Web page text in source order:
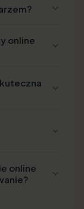
online
online